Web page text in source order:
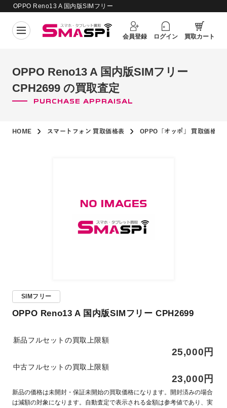
OPPO Reno13 A 国内版SIMフリー
会員登録 ログイン 買取カート
OPPO Reno13 A 国内版SIMフリー
CPH2699 の買取査定
PURCHASE APPRAISAL
HOME スマートフォン 買取価格表 OPPO「オッポ」 買取価格表
SIMフリー
OPPO Reno13 A 国内版SIMフリー CPH2699
新品フルセットの買取上限額
25,000円
中古フルセットの買取上限額
23,000円
新品の価格は未開封・保証未開始の買取価格になります。開封済みの場合
は減額の対象になります。自動査定で表示される金額は参考値であり、実